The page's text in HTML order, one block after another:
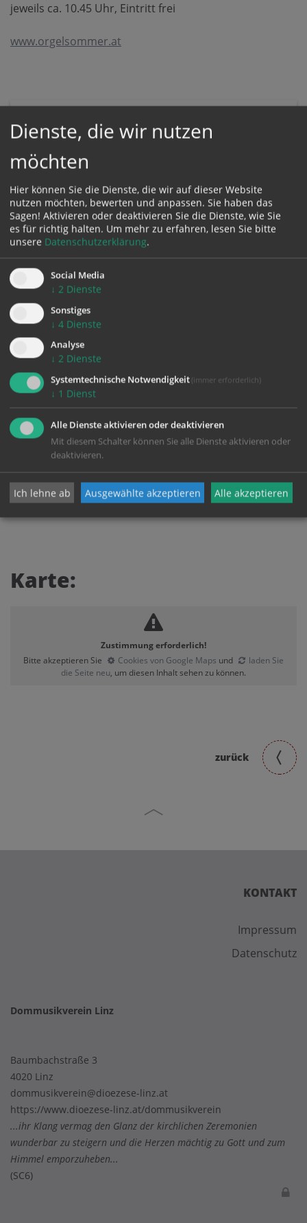
jeweils ca. 10.45 Uhr, Eintritt frei
www.orgelsommer.at
SONNTAG
02.08.
Zeit:
BEGINN02. Aug. 2026,10:45 Uhr
Ort:
Mariendom
Domplatz 1
4020 Linz
VeranstalterIn:
Dommusikverein Linz
4020 Linz
E:dommusikverein@dioezese-linz.at
Karte:
Zustimmung erforderlich!
Bitte akzeptieren Sie
Cookies von Google Maps und
laden Sie
die Seite neu, um diesen Inhalt sehen zu können.
zurück
KONTAKT
Impressum
Datenschutz
Dommusikverein Linz
Baumbachstraße 3
4020 Linz
dommusikverein@dioezese-linz.at
https://www.dioezese-linz.at/dommusikverein
...ihr Klang vermag den Glanz der kirchlichen Zeremonien
wunderbar zu steigern und die Herzen mächtig zu Gott und zum
Himmel emporzuheben...
(SC6)
Dienste, die wir nutzen
möchten
Hier können Sie die Dienste, die wir auf dieser Website
nutzen möchten, bewerten und anpassen. Sie haben das
Sagen! Aktivieren oder deaktivieren Sie die Dienste, wie Sie
es für richtig halten. Um mehr zu erfahren, lesen Sie bitte
unsere Datenschutzerklärung.
Social Media
↓ 2 Dienste
Sonstiges
↓ 4 Dienste
Analyse
↓ 2 Dienste
Systemtechnische Notwendigkeit (immer erforderlich)
↓ 1 Dienst
Alle Dienste aktivieren oder deaktivieren
Mit diesem Schalter können Sie alle Dienste aktivieren oder
deaktivieren.
Ich lehne ab Ausgewählte akzeptieren Alle akzeptieren